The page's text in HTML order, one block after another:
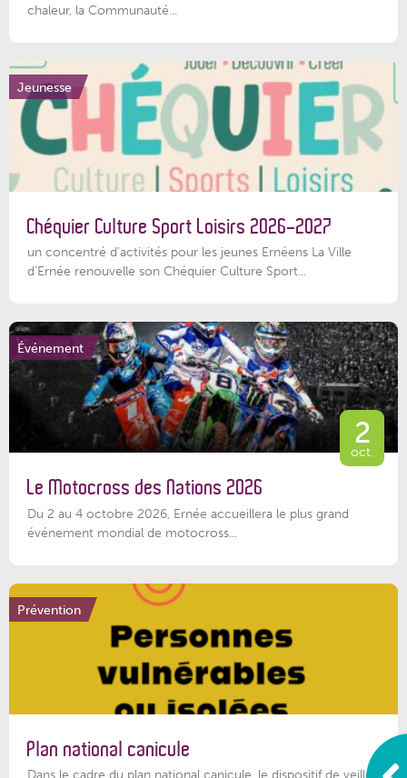
chaleur, la Communauté...
Jeunesse
Chéquier Culture Sport Loisirs 2026-2027
un concentré d’activités pour les jeunes Ernéens La Ville
d’Ernée renouvelle son Chéquier Culture Sport...
Événement
2
oct.
Le Motocross des Nations 2026
Du 2 au 4 octobre 2026, Ernée accueillera le plus grand
événement mondial de motocross...
Prévention
Plan national canicule
Dans le cadre du plan national canicule, le dispositif de veille